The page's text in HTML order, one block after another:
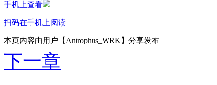
手机上查看
扫码在手机上阅读
本页内容由用户【Antrophus_WRK】分享发布
下一章